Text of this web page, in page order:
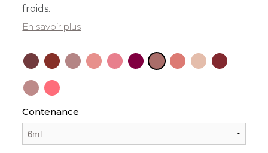
froids.
En savoir plus
Contenance